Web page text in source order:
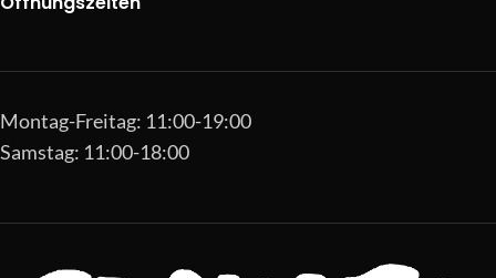
Montag-Freitag: 11:00-19:00
Samstag: 11:00-18:00